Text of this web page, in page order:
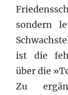
sondern
ist die
über die
Zu